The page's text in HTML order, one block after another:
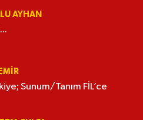
AYHAN
Sunum/Tanım FİL’ce